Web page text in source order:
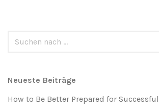
Neueste Beiträge
How to Be Better Prepared for